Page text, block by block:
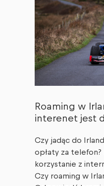
Roaming w
interenet jest
Czy jadąc do
opłaty za telefon?
korzystanie z
Czy roaming w